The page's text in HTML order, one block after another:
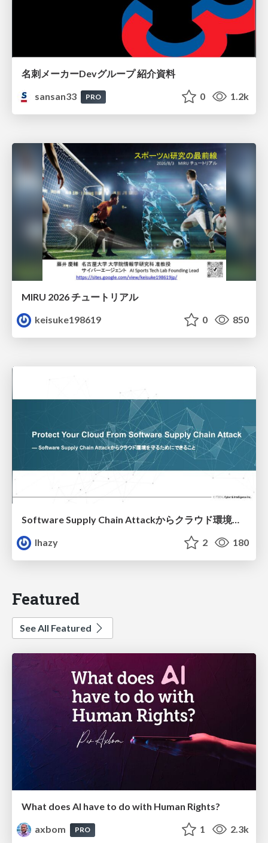
名刺メーカーDevグループ 紹介資料
sansan33
PRO 0 1.2k
MIRU 2026 チュートリアル
keisuke198619
0 850
Software Supply Chain Attackからクラウド環境を守るためにできること
lhazy
2 180
Featured
See All Featured
What does AI have to do with Human Rights?
axbom
PRO 1 2.3k